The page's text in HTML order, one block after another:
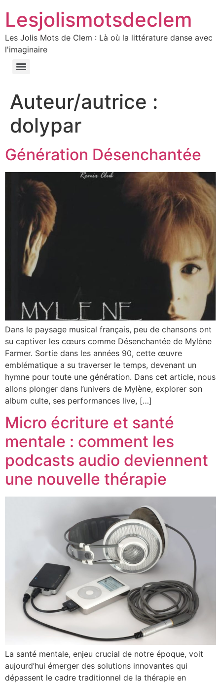
Lesjolismotsdeclem
Les Jolis Mots de Clem : Là où la littérature danse avec
l'imaginaire
Auteur/autrice :
dolypar
Génération Désenchantée
Dans le paysage musical français, peu de chansons ont
su captiver les cœurs comme Désenchantée de Mylène
Farmer. Sortie dans les années 90, cette œuvre
emblématique a su traverser le temps, devenant un
hymne pour toute une génération. Dans cet article, nous
allons plonger dans l’univers de Mylène, explorer son
album culte, ses performances live, […]
Micro écriture et santé
mentale : comment les
podcasts audio deviennent
une nouvelle thérapie
La santé mentale, enjeu crucial de notre époque, voit
aujourd’hui émerger des solutions innovantes qui
dépassent le cadre traditionnel de la thérapie en